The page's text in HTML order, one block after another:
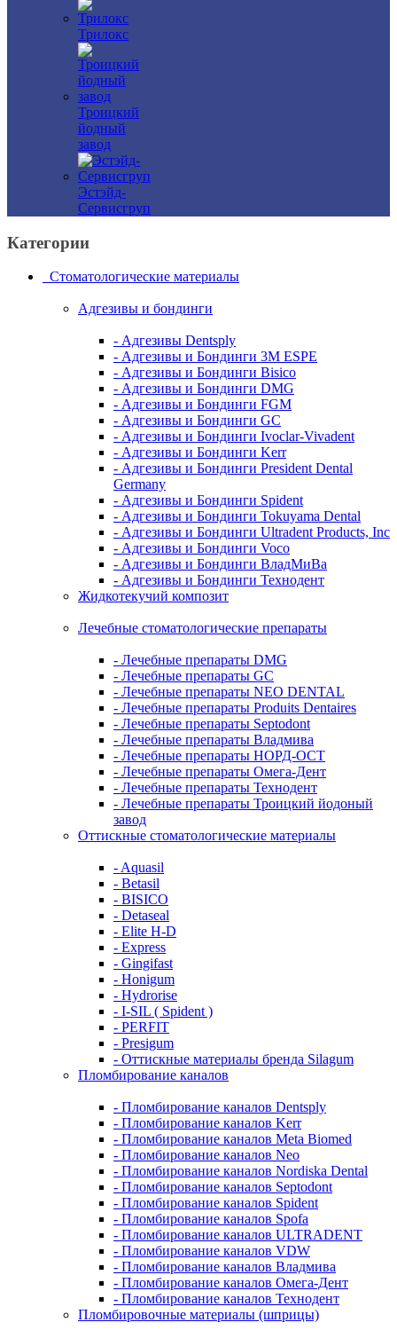
Трилокс
Троицкий
йодный
завод
Эстэйд-
Сервисгруп
Категории
Стоматологические материалы
Адгезивы и бондинги
- Адгезивы Dentsply
- Адгезивы и Бондинги 3M ESPE
- Адгезивы и Бондинги Bisico
- Адгезивы и Бондинги DMG
- Адгезивы и Бондинги FGM
- Адгезивы и Бондинги GC
- Адгезивы и Бондинги Ivoclar-Vivadent
- Адгезивы и Бондинги Kerr
- Адгезивы и Бондинги President Dental
Germany
- Адгезивы и Бондинги Spident
- Адгезивы и Бондинги Tokuyama Dental
- Адгезивы и Бондинги Ultradent Products, Inc
- Адгезивы и Бондинги Voco
- Адгезивы и Бондинги ВладМиВа
- Адгезивы и Бондинги Технодент
Жидкотекучий композит
Лечебные стоматологические препараты
- Лечебные препараты DMG
- Лечебные препараты GC
- Лечебные препараты NEO DENTAL
- Лечебные препараты Produits Dentaires
- Лечебные препараты Septodont
- Лечебные препараты Владмива
- Лечебные препараты НОРД-ОСТ
- Лечебные препараты Омега-Дент
- Лечебные препараты Технодент
- Лечебные препараты Троицкий йодоный
завод
Оттискные стоматологические материалы
- Aquasil
- Betasil
- BISICO
- Detaseal
- Elite H-D
- Express
- Gingifast
- Honigum
- Hydrorise
- I-SIL ( Spident )
- PERFIT
- Presigum
- Оттискные материалы бренда Silagum
Пломбирование каналов
- Пломбирование каналов Dentsply
- Пломбирование каналов Kerr
- Пломбирование каналов Meta Biomed
- Пломбирование каналов Neo
- Пломбирование каналов Nordiska Dental
- Пломбирование каналов Septodont
- Пломбирование каналов Spident
- Пломбирование каналов Spofa
- Пломбирование каналов ULTRADENT
- Пломбирование каналов VDW
- Пломбирование каналов Владмива
- Пломбирование каналов Омега-Дент
- Пломбирование каналов Технодент
Пломбировочные материалы (шприцы)